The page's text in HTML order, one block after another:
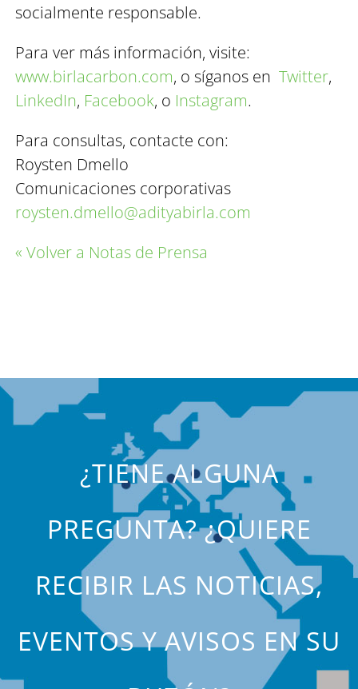
socialmente responsable.
Para ver más información, visite:
www.birlacarbon.com, o síganos enTwitter,
LinkedIn, Facebook, o Instagram.
Para consultas, contacte con:
Roysten Dmello
Comunicaciones corporativas
roysten.dmello@adityabirla.com
« Volver a Notas de Prensa
¿TIENE ALGUNA
PREGUNTA? ¿QUIERE
RECIBIR LAS NOTICIAS,
EVENTOS Y AVISOS EN SU